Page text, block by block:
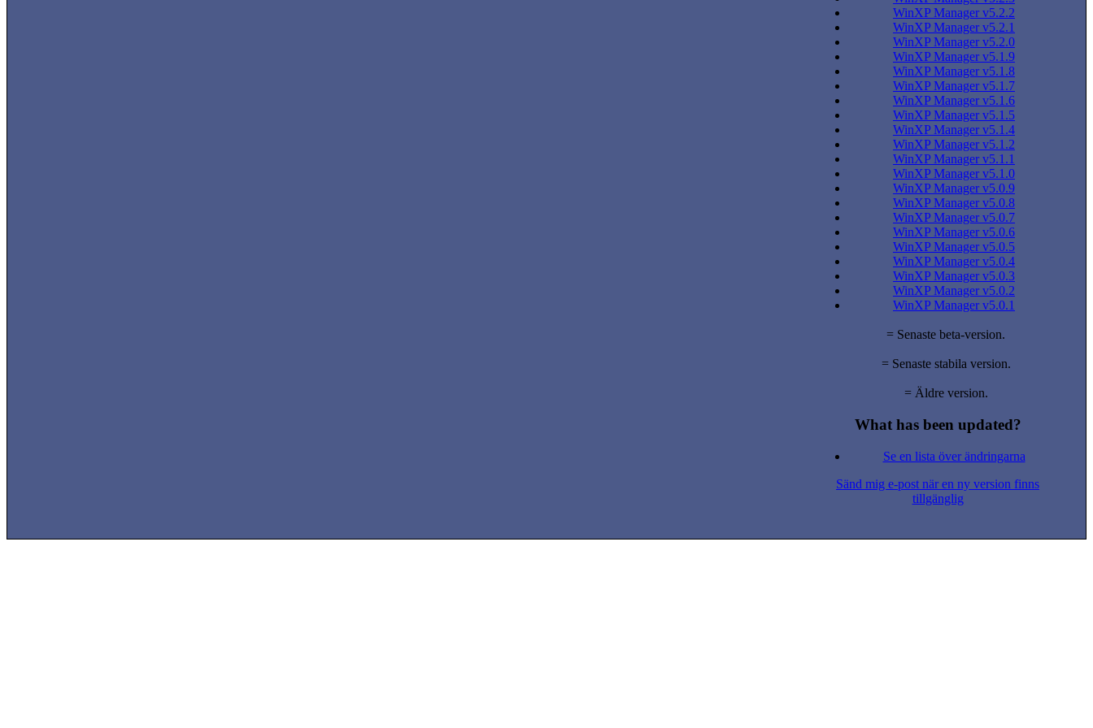
WinXP Manager v5.2.2
WinXP Manager v5.2.1
WinXP Manager v5.2.0
WinXP Manager v5.1.9
WinXP Manager v5.1.8
WinXP Manager v5.1.7
WinXP Manager v5.1.6
WinXP Manager v5.1.5
WinXP Manager v5.1.4
WinXP Manager v5.1.2
WinXP Manager v5.1.1
WinXP Manager v5.1.0
WinXP Manager v5.0.9
WinXP Manager v5.0.8
WinXP Manager v5.0.7
WinXP Manager v5.0.6
WinXP Manager v5.0.5
WinXP Manager v5.0.4
WinXP Manager v5.0.3
WinXP Manager v5.0.2
WinXP Manager v5.0.1
= Senaste beta-version.
= Senaste stabila version.
= Äldre version.
What has been updated?
Se en lista över ändringarna
Sänd mig e-post när en ny version finns
tillgänglig